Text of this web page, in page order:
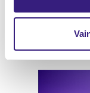
OSINGOT